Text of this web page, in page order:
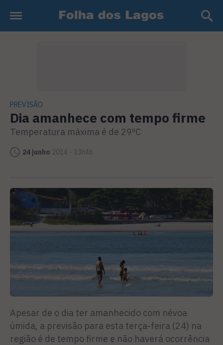
PREVISÃO
Dia amanhece com tempo firme
Temperatura máxima é de 29ºC
24 junho 2014 - 13h46
Apesar de o dia ter amanhecido com névoa
úmida, a previsão para esta terça-feira (24) na
região é de tempo firme e não haverá ocorrência